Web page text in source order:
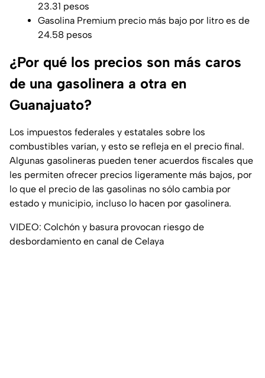
23.31 pesos
Gasolina Premium precio más bajo por litro es de
24.58 pesos
¿Por qué los precios son más caros
de una gasolinera a otra en
Guanajuato?
Los impuestos federales y estatales sobre los
combustibles varían, y esto se refleja en el precio final.
Algunas gasolineras pueden tener acuerdos fiscales que
les permiten ofrecer precios ligeramente más bajos, por
lo que el precio de las gasolinas no sólo cambia por
estado y municipio, incluso lo hacen por gasolinera.
VIDEO: Colchón y basura provocan riesgo de
desbordamiento en canal de Celaya